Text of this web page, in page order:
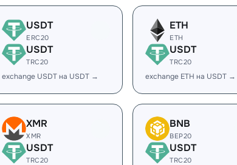
USDT
ERC20
USDT
TRC20
exchange USDT на USDT →
ETH
ETH
USDT
TRC20
exchange ETH на USDT →
XMR
XMR
USDT
TRC20
BNB
BEP20
USDT
TRC20